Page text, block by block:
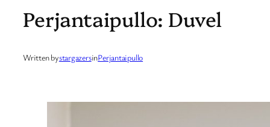
Perjantaipullo: Duvel
Written bystargazersinPerjantaipullo